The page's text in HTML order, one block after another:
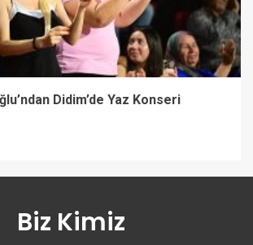
Didim’de Yaz Konseri
Biz Kimiz